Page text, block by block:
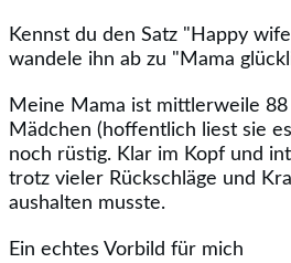
Kennst du den Satz "Happy
wandele ihn ab zu "Mama
Meine Mama ist mittlerweile 88
Mädchen (hoffentlich liest sie
noch rüstig. Klar im Kopf und
trotz vieler Rückschläge und
aushalten musste.
Ein echtes Vorbild für mich